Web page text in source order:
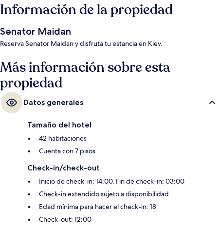
Información de la propiedad
Senator Maidan
Reserva Senator Maidan y disfruta tu estancia en Kiev.
Más información sobre esta
propiedad
Datos generales
Tamaño del hotel
42 habitaciones
Cuenta con 7 pisos
Check-in/check-out
Inicio de check-in: 14:00. Fin de check-in: 03:00
Check-in extendido sujeto a disponibilidad
Edad mínima para hacer el check-in: 18
Check-out: 12:00